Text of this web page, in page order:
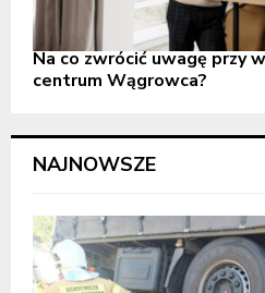
Na co zwrócić uwagę przy
centrum Wągrowca?
NAJNOWSZE